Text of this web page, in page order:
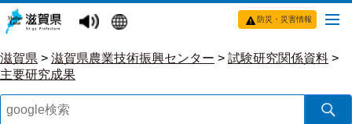
防災・災害情報
滋賀県 > 滋賀県農業技術振興センター > 試験研究関係資料 >
主要研究成果